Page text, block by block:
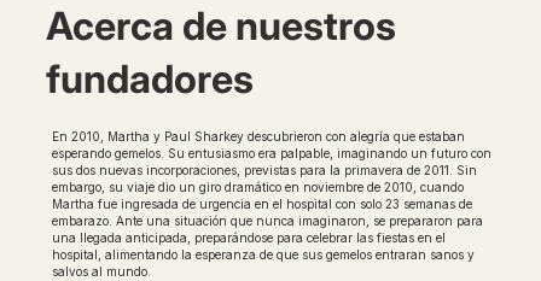
Acerca de nuestros
fundadores
En 2010, Martha y Paul Sharkey descubrieron con alegría que estaban
esperando gemelos. Su entusiasmo era palpable, imaginando un futuro con
sus dos nuevas incorporaciones, previstas para la primavera de 2011. Sin
embargo, su viaje dio un giro dramático en noviembre de 2010, cuando
Martha fue ingresada de urgencia en el hospital con solo 23 semanas de
embarazo. Ante una situación que nunca imaginaron, se prepararon para
una llegada anticipada, preparándose para celebrar las fiestas en el
hospital, alimentando la esperanza de que sus gemelos entraran sanos y
salvos al mundo.